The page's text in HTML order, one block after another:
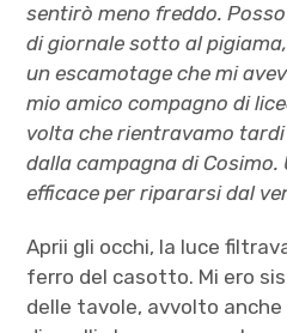
sentirò meno freddo.
di giornale sotto al
un escamotage che mi
mio amico compagno di
volta che rientravamo
dalla campagna di
efficace per ripararsi dal
Aprii gli occhi, la luce
ferro del casotto. Mi ero
delle tavole, avvolto